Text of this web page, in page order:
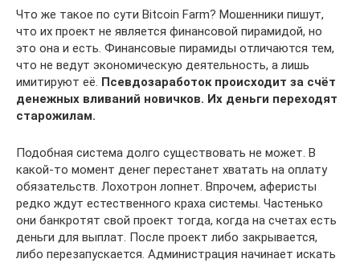
Что же такое по сути Bitcoin Farm? Мошенники пишут,
что их проект не является финансовой пирамидой, но
это она и есть. Финансовые пирамиды отличаются тем,
что не ведут экономическую деятельность, а лишь
имитируют её. Псевдозаработок происходит за счёт
денежных вливаний новичков. Их деньги переходят
старожилам.
Подобная система долго существовать не может. В
какой-то момент денег перестанет хватать на оплату
обязательств. Лохотрон лопнет. Впрочем, аферисты
редко ждут естественного краха системы. Частенько
они банкротят свой проект тогда, когда на счетах есть
деньги для выплат. После проект либо закрывается,
либо перезапускается. Администрация начинает искать